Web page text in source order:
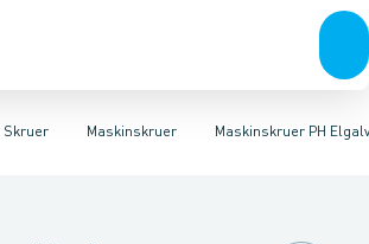
Skruer
MøtrikkerSkiverSkruer Søm & dykkere
Maskinskruer
Byggeskruer Spånskruer
Maskinskruer PH
Elgalvaniseret FZBMaskinskruer CH